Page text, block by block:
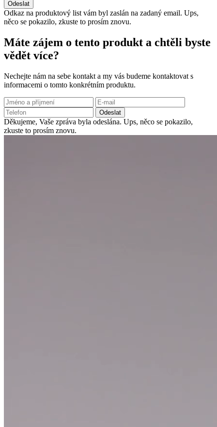
Odeslat
Odkaz na produktový list vám byl zaslán na zadaný email. Ups,
něco se pokazilo, zkuste to prosím znovu.
Máte zájem o tento produkt a chtěli byste
vědět více?
Nechejte nám na sebe kontakt a my vás budeme kontaktovat s
informacemi o tomto konkrétním produktu.
Odeslat
Děkujeme, Vaše zpráva byla odeslána. Ups, něco se pokazilo,
zkuste to prosím znovu.